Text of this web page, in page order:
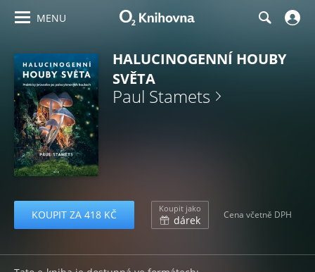
MENU
HALUCINOGENNÍ HOUBY
SVĚTA
Paul Stamets
KOUPIT ZA 418 KČ Koupit jako
dárek Cena včetně DPH